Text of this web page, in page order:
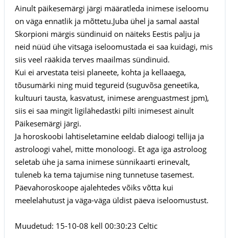
Ainult päikesemärgi järgi määratleda inimese iseloomu
on väga ennatlik ja mõttetu.Juba ühel ja samal aastal
Skorpioni märgis sündinuid on näiteks Eestis palju ja
neid nüüd ühe vitsaga iseloomustada ei saa kuidagi, mis
siis veel rääkida terves maailmas sündinuid.
Kui ei arvestata teisi planeete, kohta ja kellaaega,
tõusumärki ning muid tegureid (suguvõsa geneetika,
kultuuri tausta, kasvatust, inimese arenguastmest jpm),
siis ei saa mingit ligilähedastki pilti inimesest ainult
Päikesemärgi järgi.
Ja horoskoobi lahtiseletamine eeldab dialoogi tellija ja
astroloogi vahel, mitte monoloogi. Et aga iga astroloog
seletab ühe ja sama inimese sünnikaarti erinevalt,
tuleneb ka tema tajumise ning tunnetuse tasemest.
Päevahoroskoope ajalehtedes võiks võtta kui
meelelahutust ja väga-väga üldist päeva iseloomustust.
Muudetud: 15-10-08 kell 00:30:23 Celtic